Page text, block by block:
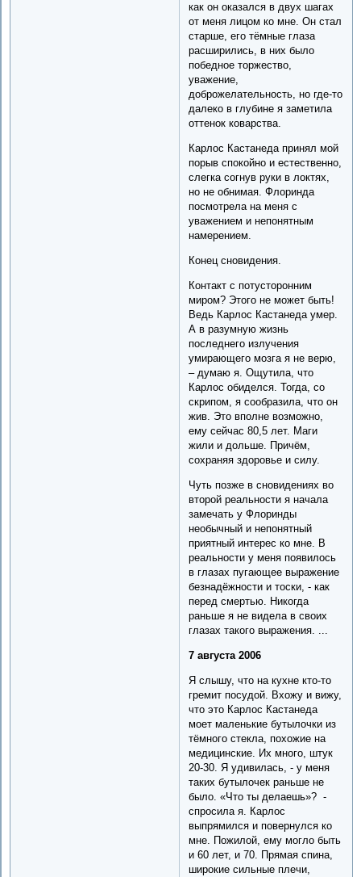
как он оказался в двух шагах
от меня лицом ко мне. Он стал
старше, его тёмные глаза
расширились, в них было
победное торжество,
уважение,
доброжелательность, но где-то
далеко в глубине я заметила
оттенок коварства.
Карлос Кастанеда принял мой
порыв спокойно и естественно,
слегка согнув руки в локтях,
но не обнимая. Флоринда
посмотрела на меня с
уважением и непонятным
намерением.
Конец сновидения.
Контакт с потусторонним
миром? Этого не может быть!
Ведь Карлос Кастанеда умер.
А в разумную жизнь
последнего излучения
умирающего мозга я не верю,
– думаю я. Ощутила, что
Карлос обиделся. Тогда, со
скрипом, я сообразила, что он
жив. Это вполне возможно,
ему сейчас 80,5 лет. Маги
жили и дольше. Причём,
сохраняя здоровье и силу.
Чуть позже в сновидениях во
второй реальности я начала
замечать у Флоринды
необычный и непонятный
приятный интерес ко мне. В
реальности у меня появилось
в глазах пугающее выражение
безнадёжности и тоски, - как
перед смертью. Никогда
раньше я не видела в своих
глазах такого выражения. ...
7 августа 2006
Я слышу, что на кухне кто-то
гремит посудой. Вхожу и вижу,
что это Карлос Кастанеда
моет маленькие бутылочки из
тёмного стекла, похожие на
медицинские. Их много, штук
20-30. Я удивилась, - у меня
таких бутылочек раньше не
было. «Что ты делаешь»? -
спросила я. Карлос
выпрямился и повернулся ко
мне. Пожилой, ему могло быть
и 60 лет, и 70. Прямая спина,
широкие сильные плечи,